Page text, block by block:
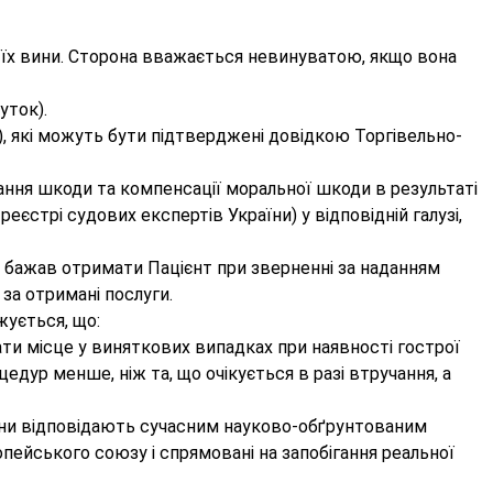
вини. Сторона вважається невинуватою, якщо вона
можуть бути підтверджені довідкою Торгівельно-
шкоди та компенсації моральної шкоди в результаті
судових експертів України) у відповідній галузі,
бажав отримати Пацієнт при зверненні за наданням
отримані послуги.
що:
місце у виняткових випадках при наявності гострої
менше, ніж та, що очікується в разі втручання, а
відповідають сучасним науково-обґрунтованим
союзу і спрямовані на запобігання реальної